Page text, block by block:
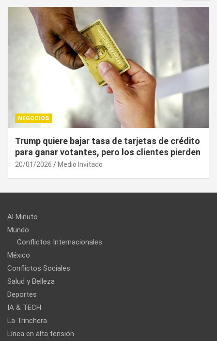
NEGOCIOS
¿Cuál es el “arma nuclear económica” que la
UE puede utilizar contra EU?
20/01/2026 Medio Invitado
Al Minuto
Mundo
Conflictos Internacionales
México
Conflictos Sociales
Salud y Belleza
Deportes
IA & TECH
La Trinchera
Línea en alta tensión